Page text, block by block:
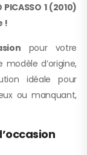
1 (2010)
!
pour votre
modèle d’origine,
idéale pour
ou manquant,